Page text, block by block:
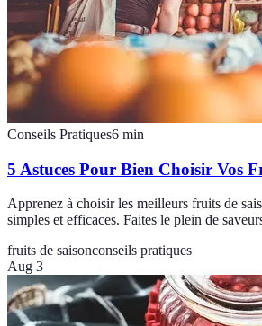
Conseils Pratiques6 min
5 Astuces Pour Bien Choisir Vos
Apprenez à choisir les meilleurs fruits de
simples et efficaces. Faites le plein de
fruits de saisonconseils pratiques
Aug 3